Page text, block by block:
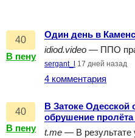
40
В пену
Один день в
idiod.video — ППО
sergant_l 17 дней назад
4 комментария
40
В пену
В Затоке Одесской
обрушение пролёта
t.me — В результате